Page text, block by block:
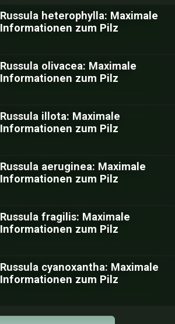
Russula heterophylla: Maximale
Informationen zum Pilz
Russula olivacea: Maximale
Informationen zum Pilz
Russula illota: Maximale
Informationen zum Pilz
Russula aeruginea: Maximale
Informationen zum Pilz
Russula fragilis: Maximale
Informationen zum Pilz
Russula cyanoxantha: Maximale
Informationen zum Pilz